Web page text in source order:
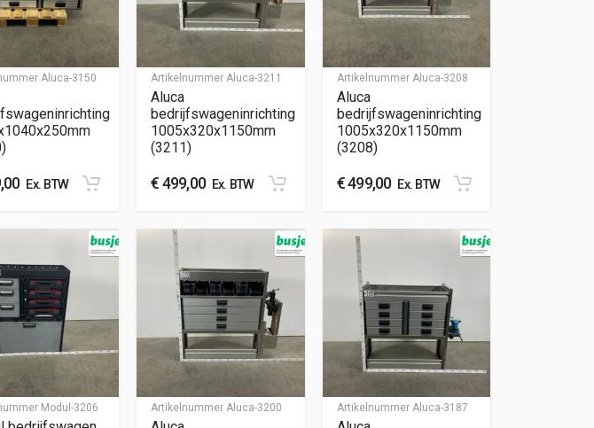
Aluca-3150
Ex. BTW
Artikelnummer Aluca-3211
Aluca
bedrijfswageninrichting
1005x320x1150mm
(3211)
€499,00Ex. BTW
Artikelnummer Aluca-3208
Aluca
bedrijfswageninrichting
1005x320x1150mm
(3208)
€499,00Ex. BTW
Modul-3206 Artikelnummer Aluca-3200 Artikelnummer Aluca-3187